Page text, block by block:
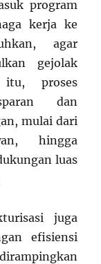
program
kerja ke
agar
gejolak
proses
dan
mulai dari
hingga
luas
juga
efisiensi